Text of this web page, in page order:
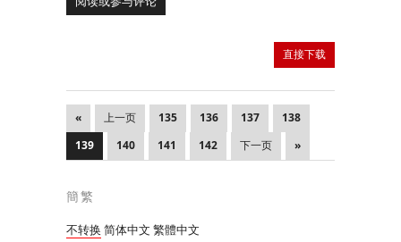
直接下载
« 上一页 135 136 137
138
139
140 141 142 下一页 »
簡繁
不转换 简体中文 繁體中文